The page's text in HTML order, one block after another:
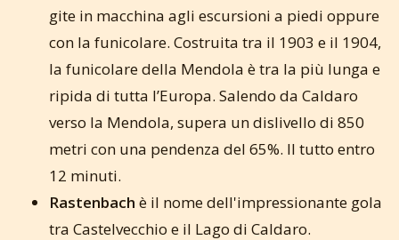
gite in macchina agli escursioni a piedi oppure
con la funicolare. Costruita tra il 1903 e il 1904,
la funicolare della Mendola è tra la più lunga e
ripida di tutta l’Europa. Salendo da Caldaro
verso la Mendola, supera un dislivello di 850
metri con una pendenza del 65%. Il tutto entro
12 minuti.
Rastenbach è il nome dell'impressionante gola
tra Castelvecchio e il Lago di Caldaro.